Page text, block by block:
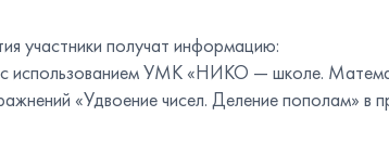
участники получат информацию:
УМК «НИКО — школе.
«Удвоение чисел. Деление пополам»